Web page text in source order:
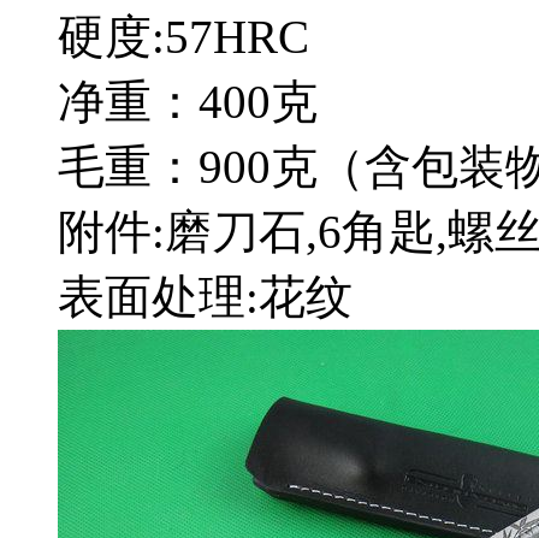
硬度:57HRC
净重：400克
毛重：900克（含包装
附件:磨刀石,6角匙,螺
表面处理:花纹